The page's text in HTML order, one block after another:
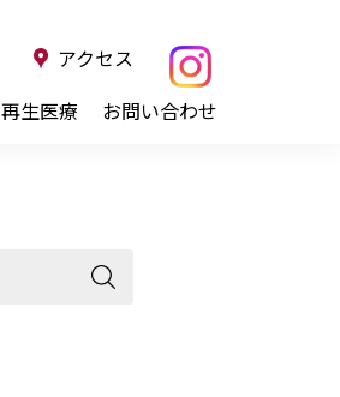
再生医療 お問い合わせ
アクセス